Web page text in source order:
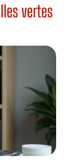
vertes